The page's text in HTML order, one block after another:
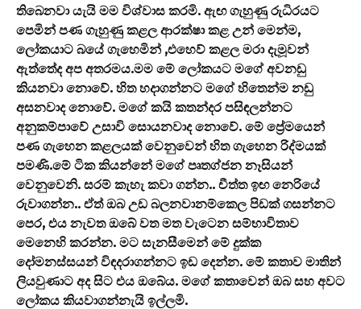
තිබෙනවා යැයි මම විශ්වාස කරමි. ඇඟ ගැහුණු රුධිරයට
පෙමින් පණ ගැහුණු කළල ආරක්ෂා කළ උන් මෙන්ම,
ලෝකයාට බයේ ගැහෙමින් ,එහෙව් කළල මරා දැමූවන්
ඇත්තේද අප අතරමය.මම මේ ලෝකයට මගේ අවනඩු
කියනවා නොවේ. හිත හදාගන්නට මගේ හිතෙන්ම නඩු
අසනවාද නොවේ. මගේ කයි කතන්දර පසිඳලන්නට
අනුකම්පාවේ උසාවි සොයනවාද නොවේ. මේ ප්‍රේමයෙන්
පණ ගැහෙන කළලයක් වෙනුවෙන් හිත ගැහෙන රිද්මයක්
පමණි.මේ ටික කියන්නේ මගේ පෘතග්ජන නෑසියන්
වෙනුවෙනි. සරම් කැහැ කවා ගන්න.. චීත්ත ඉඟ නෙරියේ
රුවාගන්න.. ඒත් ඔබ උඩ බලනවානම්කෙල පිඩක් ගසන්නට
පෙර, එය නැවත ඔබේ වත මත වැටෙන සම්භාවිතාව
මෙනෙහි කරන්න. මට සැනසීමෙන් මේ දුක්ක
දෝමනස්සයන් විඳදරාගන්නට ඉඩ දෙන්න. මේ කතාව මාතින්
ලියවුණාට අද සිට එය ඔබේය. මගේ කතාවෙන් ඔබ සහ අවට
ලෝකය කියවාගන්නැයි ඉල්ලමි.